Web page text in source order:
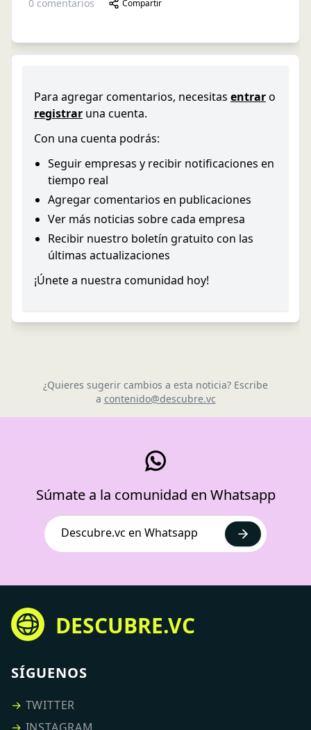
0 comentarios Compartir
Para agregar comentarios, necesitas entraro
registrar una cuenta.
Con una cuenta podrás:
Seguir empresas y recibir notificaciones en
tiempo real
Agregar comentarios en publicaciones
Ver más noticias sobre cada empresa
Recibir nuestro boletín gratuito con las
últimas actualizaciones
¡Únete a nuestra comunidad hoy!
¿Quieres sugerir cambios a esta noticia? Escribe
a contenido@descubre.vc
Súmate a la comunidad en Whatsapp
Descubre.vc en Whatsapp
DESCUBRE.VC
SÍGUENOS
→ TWITTER